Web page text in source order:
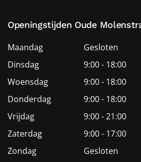
Openingstijden Oude
Maandag
Gesloten
Dinsdag
9:00 - 18:00
Woensdag
9:00 - 18:00
Donderdag
9:00 - 18:00
Vrijdag
9:00 - 21:00
Zaterdag
9:00 - 17:00
Zondag
Gesloten